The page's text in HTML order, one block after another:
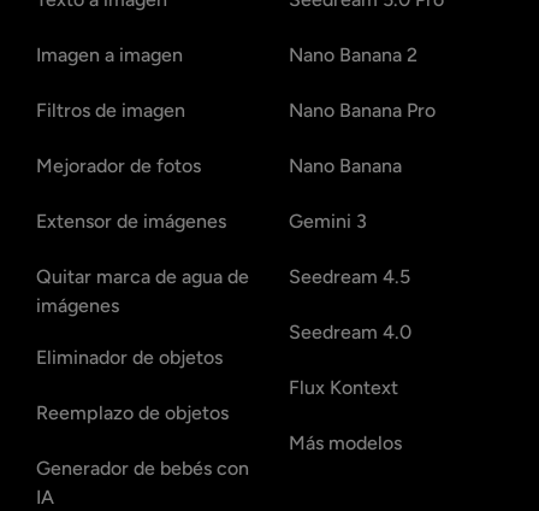
Imagen a imagen
Filtros de imagen
Mejorador de fotos
Extensor de imágenes
Quitar marca de agua de
imágenes
Eliminador de objetos
Reemplazo de objetos
Generador de bebés con
IA
Nano Banana 2
Nano Banana Pro
Nano Banana
Gemini 3
Seedream 4.5
Seedream 4.0
Flux Kontext
Más modelos